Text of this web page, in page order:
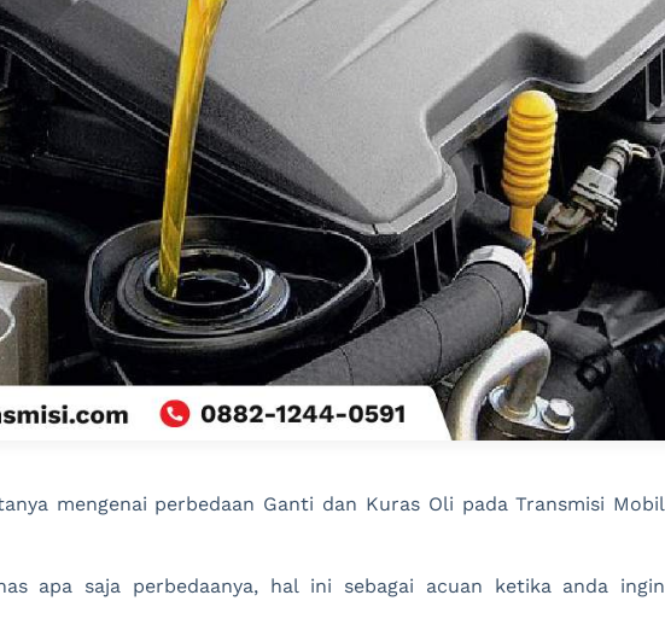
mengenai perbedaan Ganti dan Kuras Oli pada Transmisi Mobil
apa saja perbedaanya, hal ini sebagai acuan ketika anda ingin